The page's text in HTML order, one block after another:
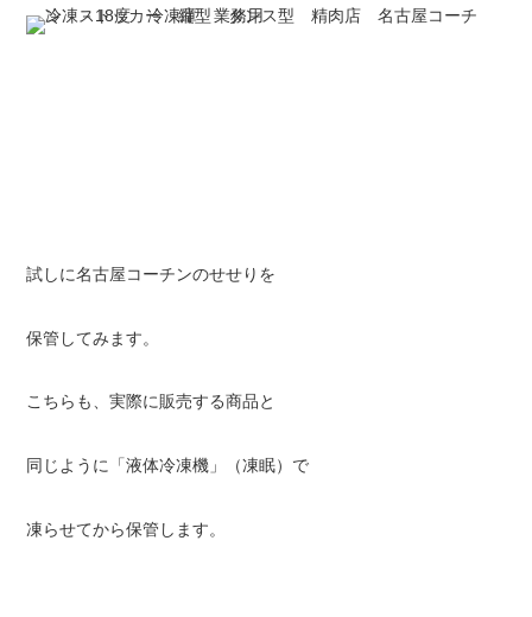
試しに名古屋コーチンのせせりを
保管してみます。
こちらも、実際に販売する商品と
同じように「液体冷凍機」（凍眠）で
凍らせてから保管します。